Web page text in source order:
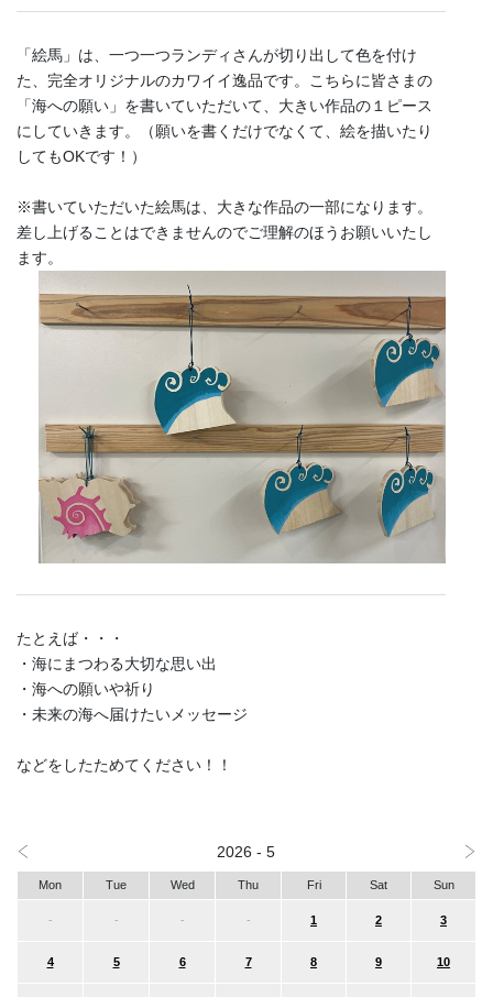
「絵馬」は、一つ一つランディさんが切り出して色を付け
た、完全オリジナルのカワイイ逸品です。こちらに皆さまの
「海への願い」を書いていただいて、大きい作品の１ピース
にしていきます。（願いを書くだけでなくて、絵を描いたり
してもOKです！）
※書いていただいた絵馬は、大きな作品の一部になります。
差し上げることはできませんのでご理解のほうお願いいたし
ます。
たとえば・・・
・海にまつわる大切な思い出
・海への願いや祈り
・未来の海へ届けたいメッセージ
などをしたためてください！！
2026 - 5
Mon Tue Wed Thu Fri Sat Sun
- - - - 1 2 3
4 5 6 7 8 9 10